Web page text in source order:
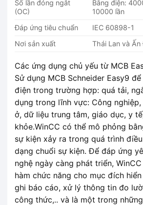
Số lần đóng ngắt
(OC)
Bằng điện:
10000 lần
Đáp ứng tiêu chuẩn
IEC 60898-1
Nơi sản xuất
Thái Lan và Ấn
Các ứng dụng chủ yếu từ MCB
Sử dụng MCB Schneider Easy9
điện trong trường hợp: quá tải,
dụng trong lĩnh vực: Công nghiệp,
ở, dữ liệu trung tâm, giáo dục, y
khỏe.WinCC có thể mô phỏng
sự kiện xảy ra trong quá trình
dạng chuổi sự kiện. Để đáp ứng
nghệ ngày càng phát triển,
hàm chức năng cho mục đích
ghi báo cáo, xử lý thông tin đo
công thức,.. và là một trong